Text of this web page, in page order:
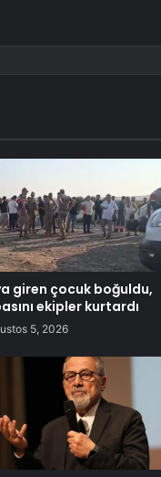
giren çocuk boğuldu,
ekipler kurtardı
5, 2026